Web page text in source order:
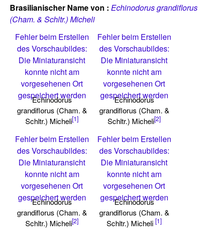
Brasilianischer Name von : Echinodorus grandiflorus
(Cham. & Schltr.) Micheli
Fehler beim Erstellen
des Vorschaubildes:
Die Miniaturansicht
konnte nicht am
vorgesehenen Ort
gespeichert werden
Echinodorus
grandiflorus (Cham. &
Schltr.) Micheli[1]
Fehler beim Erstellen
des Vorschaubildes:
Die Miniaturansicht
konnte nicht am
vorgesehenen Ort
gespeichert werden
Echinodorus
grandiflorus (Cham. &
Schltr.) Micheli[2]
Fehler beim Erstellen
des Vorschaubildes:
Die Miniaturansicht
konnte nicht am
vorgesehenen Ort
gespeichert werden
Echinodorus
grandiflorus (Cham. &
Schltr.) Micheli[2]
Fehler beim Erstellen
des Vorschaubildes:
Die Miniaturansicht
konnte nicht am
vorgesehenen Ort
gespeichert werden
Echinodorus
grandiflorus (Cham. &
Schltr.) Micheli [1]